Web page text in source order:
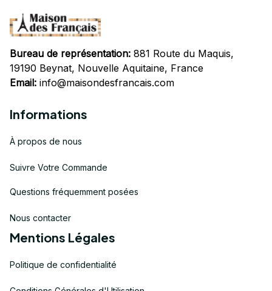
Bureau de représentation: 881 Route du Maquis,
19190 Beynat, Nouvelle Aquitaine, France
Email: info@maisondesfrancais.com
Informations
À propos de nous
Suivre Votre Commande
Questions fréquemment posées
Nous contacter
Mentions Légales
Politique de confidentialité